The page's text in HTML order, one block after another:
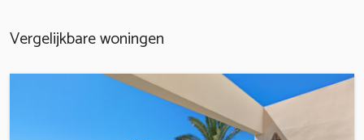
Vergelijkbare woningen